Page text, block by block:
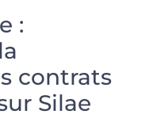
:
contrats
Silae